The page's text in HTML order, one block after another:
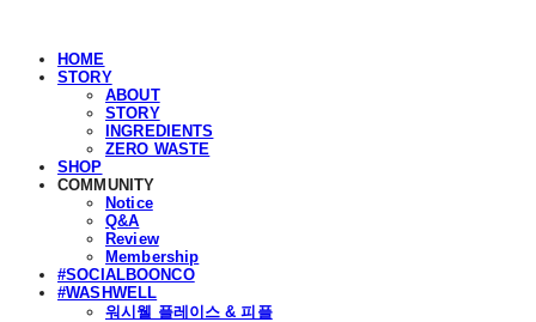
HOME
STORY
ABOUT
STORY
INGREDIENTS
ZERO WASTE
SHOP
COMMUNITY
Notice
Q&A
Review
Membership
#SOCIALBOONCO
#WASHWELL
워시웰 플레이스 & 피플